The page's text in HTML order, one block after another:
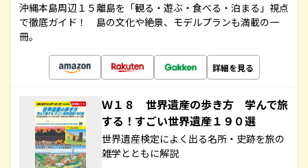
沖縄本島周辺１５離島を「観る・遊ぶ・食べる・泊まる」視点
で徹底ガイド！ 島の文化や絶景、モデルプランも満載の一
冊。
詳細を見る
Ｗ１８ 世界遺産の歩き方 学んで旅
する！すごい世界遺産１９０選
世界遺産検定によく出る名所・史跡を旅の
雑学とともに解説